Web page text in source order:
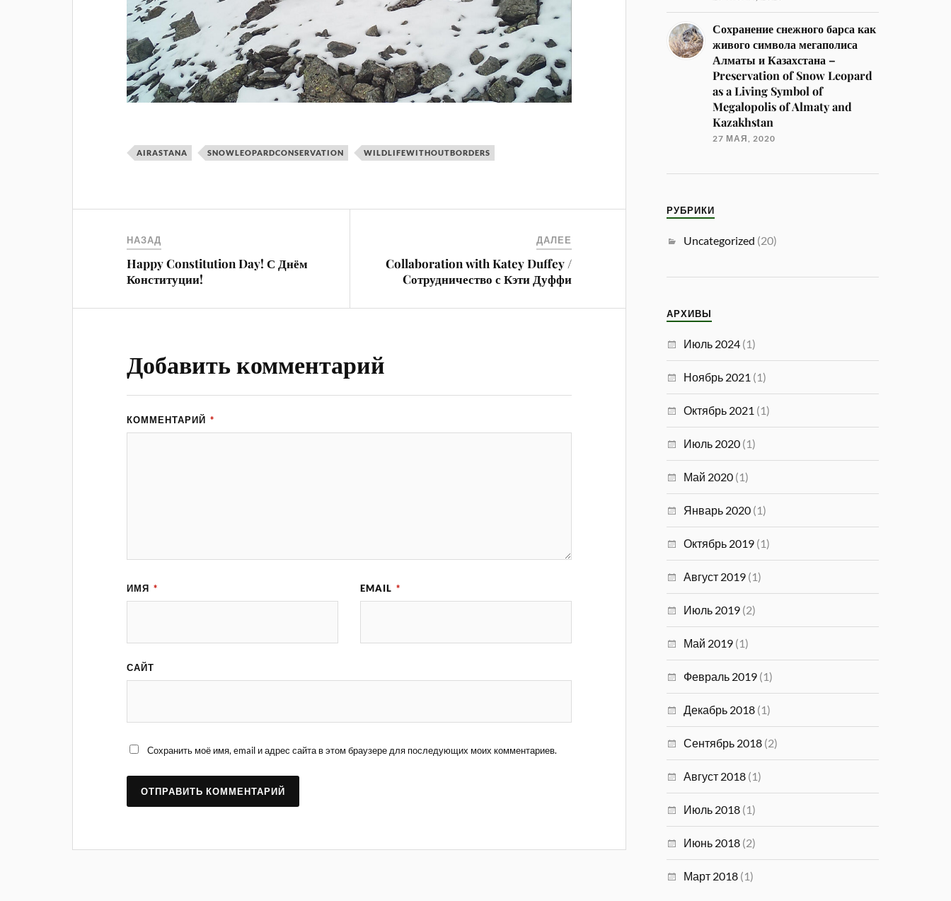
AIRASTANA SNOWLEOPARDCONSERVATION WILDLIFEWITHOUTBORDERS
НАЗАД
Happy Constitution Day! С Днём
Конституции!
ДАЛЕЕ
Collaboration with Katey Duffey /
Cотрудничество с Кэти Дуффи
Добавить комментарий
КОММЕНТАРИЙ *
ИМЯ * EMAIL *
САЙТ
Сохранить моё имя, email и адрес сайта в этом браузере для последующих моих комментариев.
Сохранение снежного барса как
живого символа мегаполиса
Алматы и Казахстана –
Preservation of Snow Leopard
as a Living Symbol of
Megalopolis of Almaty and
Kazakhstan
27 МАЯ, 2020
РУБРИКИ
Uncategorized (20)
АРХИВЫ
Июль 2024 (1)
Ноябрь 2021 (1)
Октябрь 2021 (1)
Июль 2020 (1)
Май 2020 (1)
Январь 2020 (1)
Октябрь 2019 (1)
Август 2019 (1)
Июль 2019 (2)
Май 2019 (1)
Февраль 2019 (1)
Декабрь 2018 (1)
Сентябрь 2018 (2)
Август 2018 (1)
Июль 2018 (1)
Июнь 2018 (2)
Март 2018 (1)